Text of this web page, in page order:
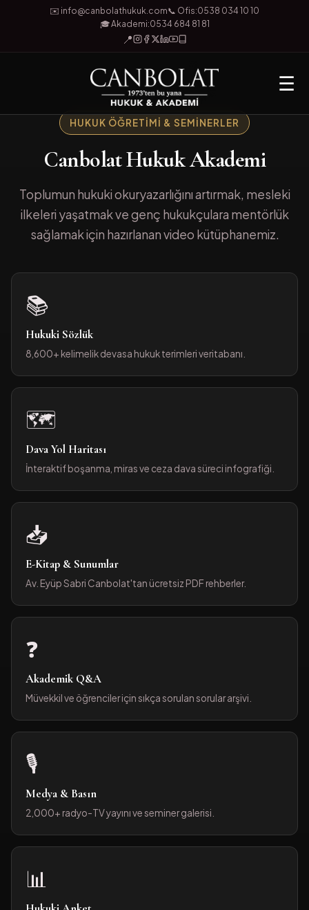
✉️ info@canbolathukuk.com📞 Ofis:0538 034 10 10
🎓 Akademi:0534 684 81 81
📍
☰
HUKUK ÖĞRETIMI & SEMINERLER
Canbolat Hukuk Akademi
Toplumun hukuki okuryazarlığını artırmak, mesleki
ilkeleri yaşatmak ve genç hukukçulara mentörlük
sağlamak için hazırlanan video kütüphanemiz.
📚
Hukuki Sözlük
8,600+ kelimelik devasa hukuk terimleri veritabanı.
🗺️
Dava Yol Haritası
İnteraktif boşanma, miras ve ceza dava süreci infografiği.
📥
E-Kitap & Sunumlar
Av. Eyüp Sabri Canbolat'tan ücretsiz PDF rehberler.
❓
Akademik Q&A
Müvekkil ve öğrenciler için sıkça sorulan sorular arşivi.
🎙️
Medya & Basın
2,000+ radyo-TV yayını ve seminer galerisi.
📊